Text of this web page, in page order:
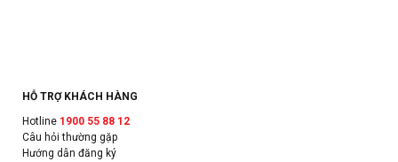
HỖ TRỢ KHÁCH HÀNG
Hotline 1900 55 88 12
Câu hỏi thường gặp
Hướng dẫn đăng ký